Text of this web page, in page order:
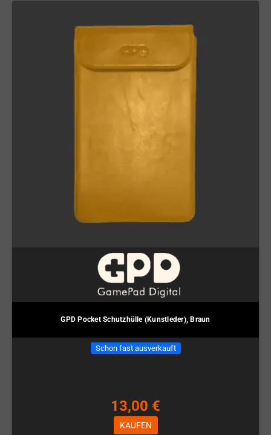
GPD Pocket Schutzhülle (Kunstleder), Braun
Schon fast ausverkauft
13,00 €
KAUFEN